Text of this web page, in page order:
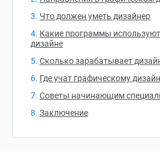
Что должен уметь дизайнер
Какие программы
дизайне
Сколько зарабатывает
Где учат графическому
Советы начинающим
Заключение